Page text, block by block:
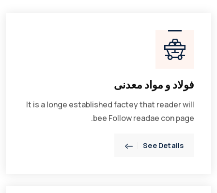
فولاد و مواد معدنی
It is a longe established factey that reader will
bee Follow readae con page.
See Details